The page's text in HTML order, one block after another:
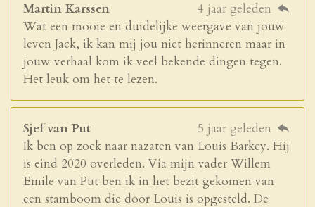
Martin Karssen
4 jaar geleden
Wat een mooie en duidelijke weergave van jouw
leven Jack, ik kan mij jou niet herinneren maar in
jouw verhaal kom ik veel bekende dingen tegen.
Het leuk om het te lezen.
Sjef van Put
5 jaar geleden
Ik ben op zoek naar nazaten van Louis Barkey. Hij
is eind 2020 overleden. Via mijn vader Willem
Emile van Put ben ik in het bezit gekomen van
een stamboom die door Louis is opgesteld. De